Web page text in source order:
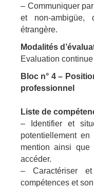
– Communiquer
et non-
étrangère.
Modalités
Evaluation continue
Bloc n° 4 –
professionnel
Liste de
– Identifier et
potentiellement
mention ainsi
accéder.
– Caractériser
compétences et